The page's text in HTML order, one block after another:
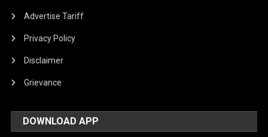
Advertise Tariff
Privacy Policy
Disclaimer
Grievance
DOWNLOAD APP